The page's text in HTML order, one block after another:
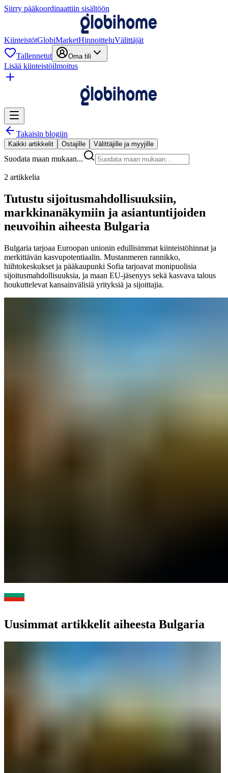
Siirry pääkoordinaattiin sisältöön
KiinteistötGlobiMarketHinnoitteluVälittäjät
Tallennetut
Oma tili
Lisää kiinteistöilmoitus
Takaisin blogiin
Kaikki artikkelit Ostajille Välittäjille ja myyjille
Suodata maan mukaan...
2 artikkelia
Tutustu sijoitusmahdollisuuksiin,
markkinanäkymiin ja asiantuntijoiden
neuvoihin aiheesta Bulgaria
Bulgaria tarjoaa Euroopan unionin edullisimmat kiinteistöhinnat ja
merkittävän kasvupotentiaalin. Mustanmeren rannikko,
hiihtokeskukset ja pääkaupunki Sofia tarjoavat monipuolisia
sijoitusmahdollisuuksia, ja maan EU-jäsenyys sekä kasvava talous
houkuttelevat kansainvälisiä yrityksiä ja sijoittajia.
Uusimmat artikkelit aiheesta Bulgaria